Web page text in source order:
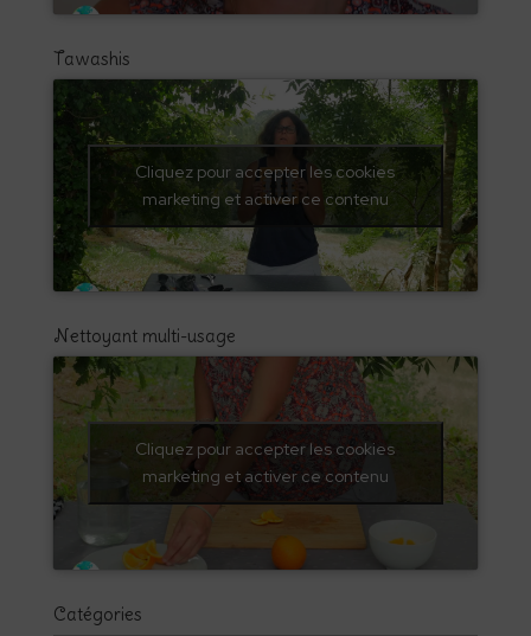
Tawashis
Cliquez pour accepter les cookies
marketing et activer ce contenu
Nettoyant multi-usage
Cliquez pour accepter les cookies
marketing et activer ce contenu
Catégories